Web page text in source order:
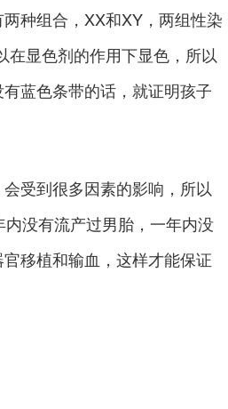
种组合，XX和XY，两组性染
在显色剂的作用下显色，所以
蓝色条带的话，就证明孩子
受到很多因素的影响，所以
没有流产过男胎，一年内没
移植和输血，这样才能保证